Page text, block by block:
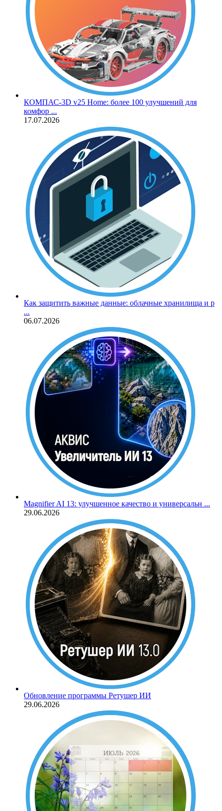
КОМПАС‑3D v25 Home: более 100 улучшений для
комфор ...
17.07.2026
Как защитить важные данные: облачные хранилища и р
...
06.07.2026
Magnifier AI 13: улучшенное качество и универсальн ...
29.06.2026
Обновление программы Ретушер ИИ
29.06.2026